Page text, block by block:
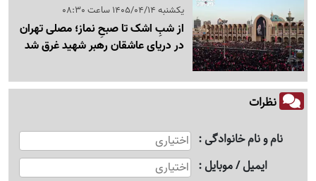
یکشنبه 1405/04/14 ساعت 08:30
از شبِ اشک تا صبحِ نماز؛ مصلی تهران
در دریای عاشقان رهبر شهید غرق شد
نظرات
نام و نام خانوادگی
ایمیل / موبایل